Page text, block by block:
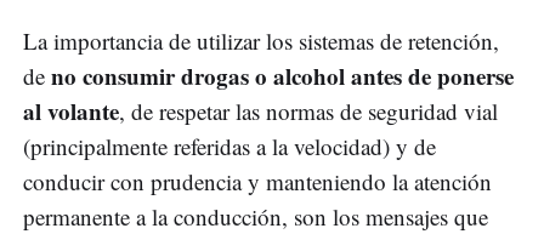
La importancia de utilizar los sistemas de retención,
de no consumir drogas o alcohol antes de ponerse
al volante, de respetar las normas de seguridad vial
(principalmente referidas a la velocidad) y de
conducir con prudencia y manteniendo la atención
permanente a la conducción, son los mensajes que